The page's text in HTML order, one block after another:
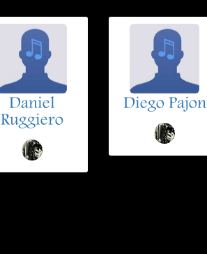
Daniel
Ruggiero
Diego Pajon